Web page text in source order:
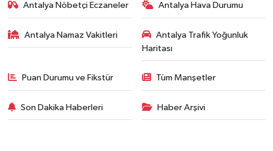
Antalya Nöbetçi Eczaneler Antalya Hava Durumu
Antalya Namaz Vakitleri
Antalya Trafik Yoğunluk
Haritası
Puan Durumu ve Fikstür Tüm Manşetler
Son Dakika Haberleri Haber Arşivi